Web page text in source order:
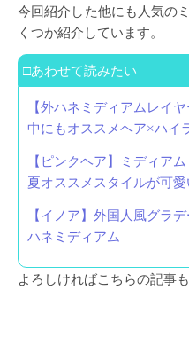
今回紹介した他にも人気の
くつか紹介しています。
□あわせて読みたい
【外ハネミディアムレイ
中にもオススメヘア×ハイ
【ピンクヘア】ミディア
夏オススメスタイルが可愛
【イノア】外国人風グラ
ハネミディアム
よろしければこちらの記事